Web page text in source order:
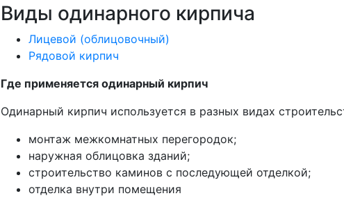
Виды одинарного кирпича
Лицевой (облицовочный)
Рядовой кирпич
Где применяется одинарный кирпич
Одинарный кирпич используется в разных видах
монтаж межкомнатных перегородок;
наружная облицовка зданий;
строительство каминов с последующей отделкой;
отделка внутри помещения